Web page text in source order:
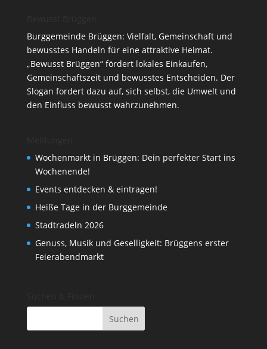
Burggemeinde Brüggen: Vielfalt, Gemeinschaft und
bewusstes Handeln für eine attraktive Heimat.
„Bewusst Brüggen“ fördert lokales Einkaufen,
Gemeinschaftszeit und bewusstes Entscheiden. Der
Slogan fordert dazu auf, sich selbst, die Umwelt und
den Einfluss bewusst wahrzunehmen.
Wochenmarkt in Brüggen: Dein perfekter Start ins
Wochenende!
Events entdecken & eintragen!
Heiße Tage in der Burggemeinde
Stadtradeln 2026
Genuss, Musik und Geselligkeit: Brüggens erster
Feierabendmarkt